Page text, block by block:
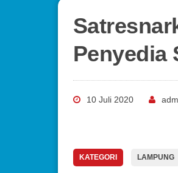
Penyedia
10 Juli 2020
KATEGORI LAMPUNG